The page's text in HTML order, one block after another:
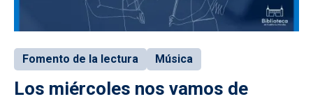
Fomento de la lectura Música
Los miércoles nos vamos de